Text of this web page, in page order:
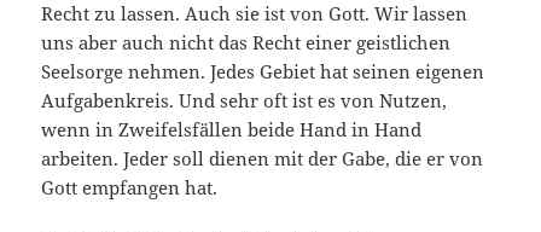
Recht zu lassen. Auch sie ist von Gott. Wir lassen
uns aber auch nicht das Recht einer geistlichen
Seelsorge nehmen. Jedes Gebiet hat seinen eigenen
Aufgabenkreis. Und sehr oft ist es von Nutzen,
wenn in Zweifelsfällen beide Hand in Hand
arbeiten. Jeder soll dienen mit der Gabe, die er von
Gott empfangen hat.